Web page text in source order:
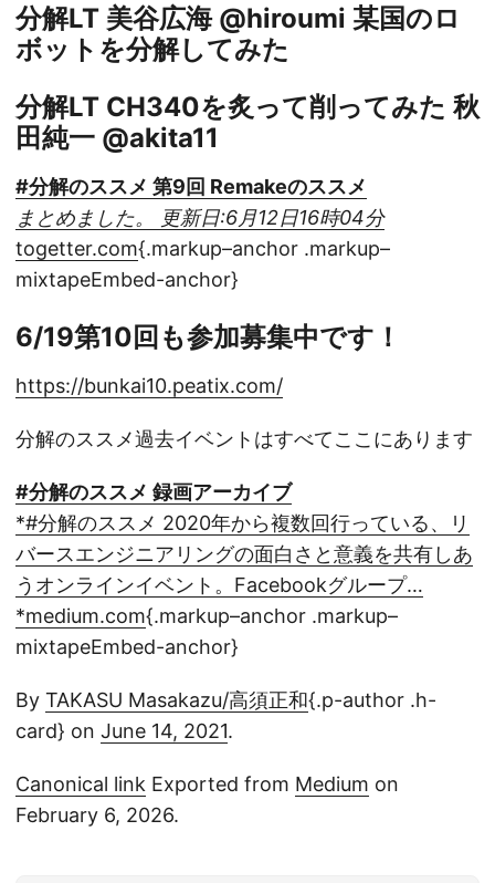
分解LT 美谷広海 @hiroumi 某国のロ
ボットを分解してみた
分解LT CH340を炙って削ってみた 秋
田純一 @akita11
#分解のススメ 第9回 Remakeのススメ
まとめました。 更新日:6月12日16時04分
togetter.com{.markup–anchor .markup–
mixtapeEmbed-anchor}
6/19第10回も参加募集中です！
https://bunkai10.peatix.com/
分解のススメ過去イベントはすべてここにあります
#分解のススメ 録画アーカイブ
*#分解のススメ 2020年から複数回行っている、リ
バースエンジニアリングの面白さと意義を共有しあ
うオンラインイベント。Facebookグループ…
*medium.com{.markup–anchor .markup–
mixtapeEmbed-anchor}
By TAKASU Masakazu/高須正和{.p-author .h-
card} on June 14, 2021.
Canonical link Exported from Medium on
February 6, 2026.